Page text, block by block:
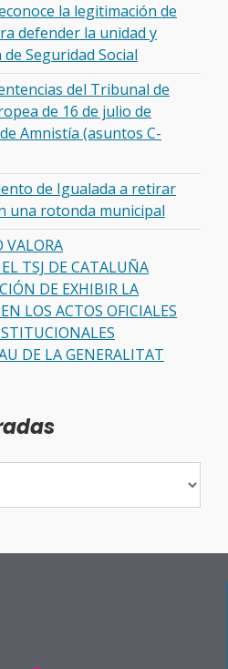
la legitimación de
defender la unidad y
Seguridad Social
del Tribunal de
de 16 de julio de
Amnistía (asuntos C-
de Igualada a retirar
una rotonda municipal
VALORA
TSJ DE CATALUÑA
DE EXHIBIR LA
LOS ACTOS OFICIALES
DE LA GENERALITAT